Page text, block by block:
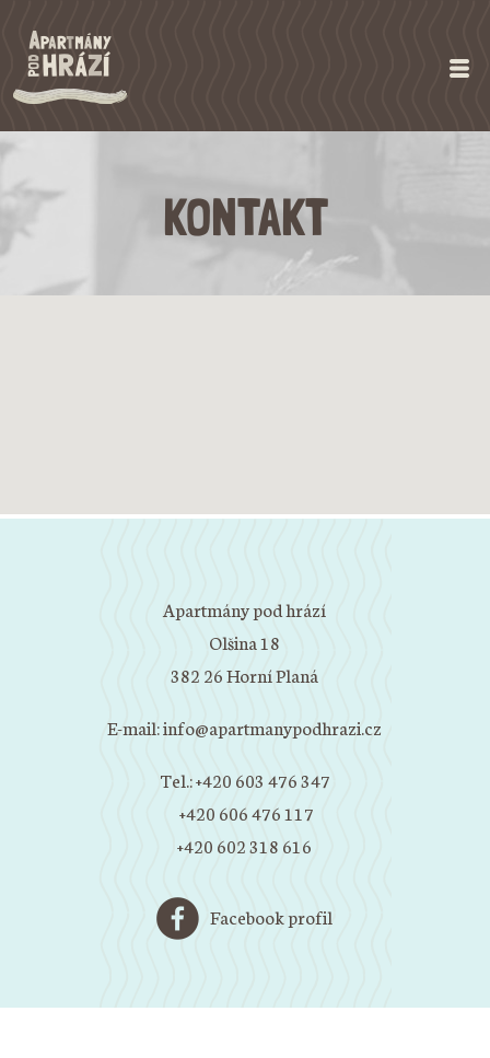
KONTAKT
Apartmány pod hrází
Olšina 18
382 26 Horní Planá
E-mail:info@apartmanypodhrazi.cz
Tel.: +420 603 476 347
+420 606 476 117
+420 602 318 616
Facebook profil